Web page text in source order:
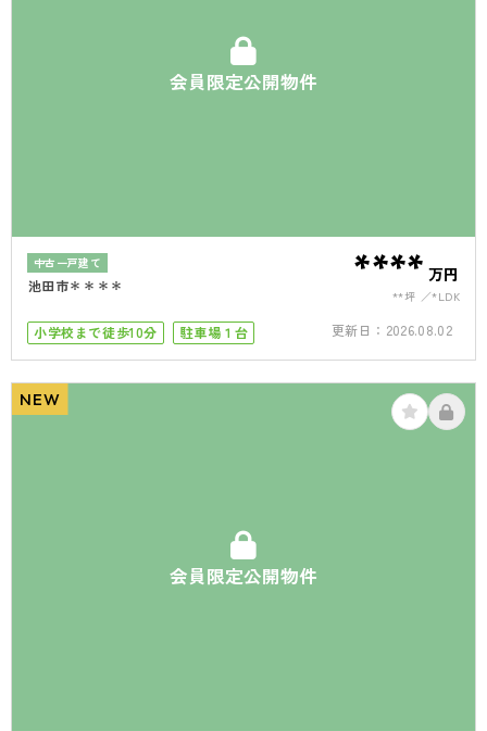
会員限定公開物件
中古一戸建て
池田市＊＊＊＊ **** 万円
**坪 *LDK
小学校まで徒歩10分 駐車場１台 更新日： 2026.08.02
会員限定公開物件
NEW